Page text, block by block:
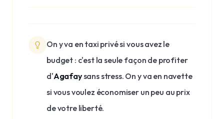
On y va en taxi privé si vous avez le
budget : c'est la seule façon de profiter
d'Agafaysans stress. On y va en navette
si vous voulez économiser un peu au prix
de votre liberté.